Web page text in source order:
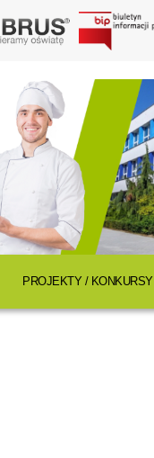
PROJEKTY / KONKURSY